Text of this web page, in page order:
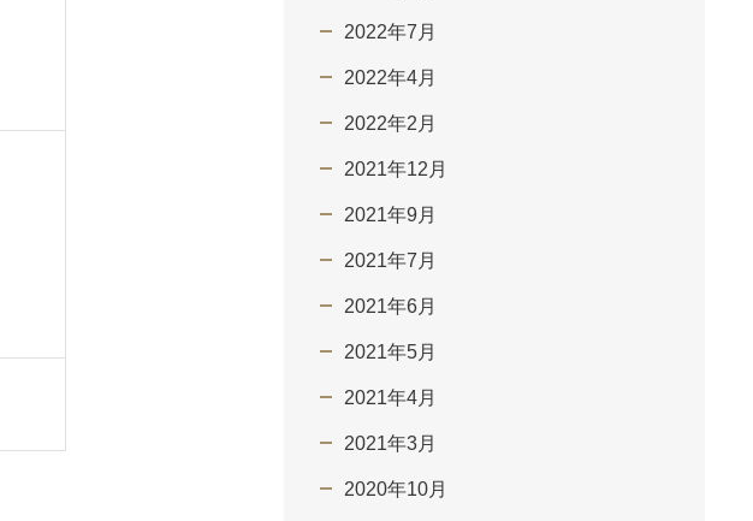
2022年7月
2022年4月
2022年2月
2021年12月
2021年9月
2021年7月
2021年6月
2021年5月
2021年4月
2021年3月
2020年10月